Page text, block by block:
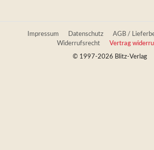
Impressum Datenschutz
AGB /
Widerrufsrecht
Vertrag
© 1997-2026 Blitz-Verlag